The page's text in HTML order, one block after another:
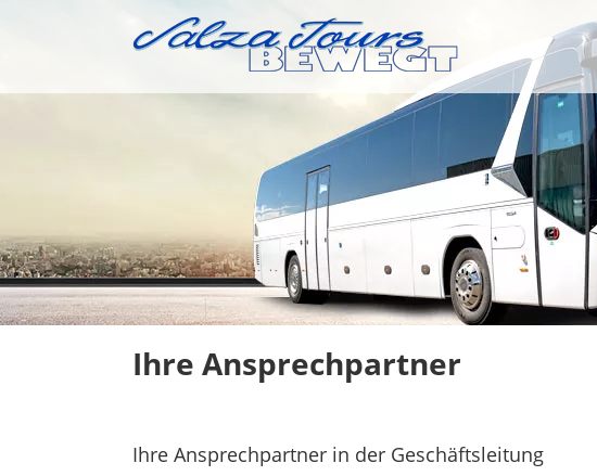
Ihre Ansprechpartner
Ihre Ansprechpartner in der Geschäftsleitung